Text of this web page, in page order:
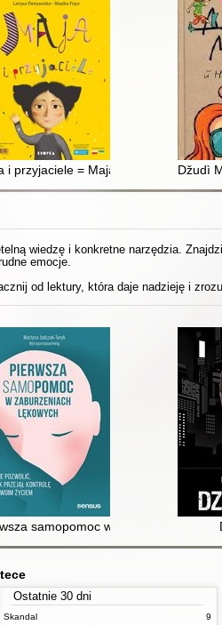
i przyjaciele = Majâ ta druzì Džudì
wiedzę i konkretne narzędzia.
emocje.
od lektury, która daje nadzieję i
spod kołdry i wymalować życie
samopomoc w zaburzeniach
Ostatnie 30 dni
Skandal
9